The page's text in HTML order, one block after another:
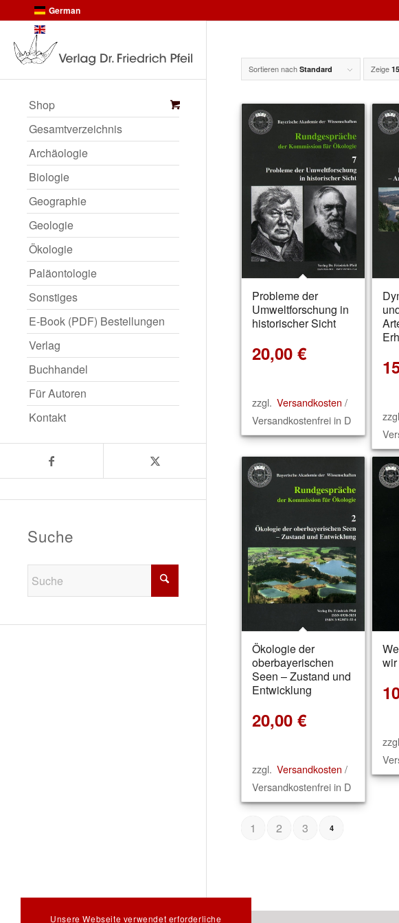
German
Shop
Gesamtverzeichnis
Archäologie
Biologie
Geographie
Geologie
Ökologie
Paläontologie
Sonstiges
E-Book (PDF) Bestellungen
Verlag
Buchhandel
Für Autoren
Kontakt
Suche
Sortieren nach Standard Zeige
Probleme der
Umweltforschung in
historischer Sicht
20,00 €
zzgl. Versandkosten /
Versandkostenfrei in D
Ökologie der
oberbayerischen
Seen – Zustand und
Entwicklung
20,00 €
zzgl. Versandkosten /
Versandkostenfrei in D
1 2 3 4
Unsere Webseite verwendet erforderliche